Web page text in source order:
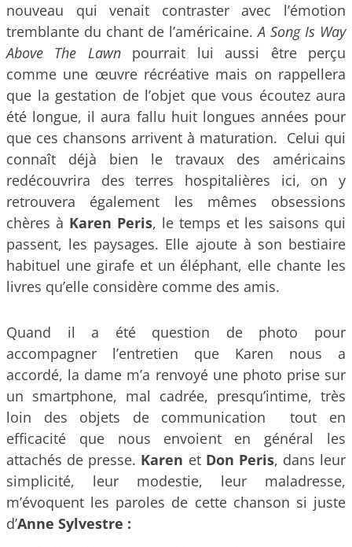
nouveau qui venait contraster avec l’émotion
tremblante du chant de l’américaine.A Song Is Way
Above The Lawnpourrait lui aussi être perçu
comme une œuvre récréative mais on rappellera
que la gestation de l’objet que vous écoutez aura
été longue, il aura fallu huit longues années pour
que ces chansons arrivent à maturation. Celui qui
connaît déjà bien le travaux des américains
redécouvrira des terres hospitalières ici, on y
retrouvera également les mêmes obsessions
chères à Karen Peris, le temps et les saisons qui
passent, les paysages. Elle ajoute à son bestiaire
habituel une girafe et un éléphant, elle chante les
livres qu’elle considère comme des amis.
Quand il a été question de photo pour
accompagner l’entretien que Karen nous a
accordé, la dame m’a renvoyé une photo prise sur
un smartphone, mal cadrée, presqu’intime, très
loin des objets de communication tout en
efficacité que nous envoient en général les
attachés de presse. Karen et Don Peris, dans leur
simplicité, leur modestie, leur maladresse,
m’évoquent les paroles de cette chanson si juste
d’Anne Sylvestre :